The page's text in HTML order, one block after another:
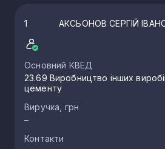
1 АКСЬОНОВ СЕРГІЙ
Основний КВЕД
23.69 Виробництво інших
цементу
Виручка, грн
–
Контакти